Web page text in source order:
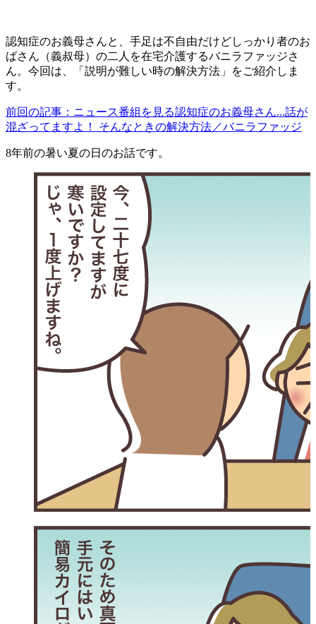
認知症のお義母さんと、手足は不自由だけどしっかり者のお
ばさん（義叔母）の二人を在宅介護するバニラファッジさ
ん。 今回は、「説明が難しい時の解決方法 」をご紹介しま
す。
前回の記事：ニュース番組を見る認知症のお義母さん...話が
混ざってますよ！ そんなときの解決方法／バニラファッジ
8年前の暑い夏の日のお話です。